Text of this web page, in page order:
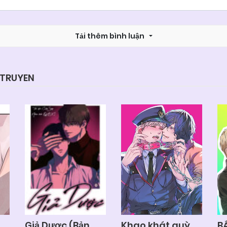
Chapter 20
Chapter 16 06/06/2025
Chapter 14 06/06/2025
Chapter 12 06/06/2025
Chapter 10 06/06/2025
Tải thêm bình luận